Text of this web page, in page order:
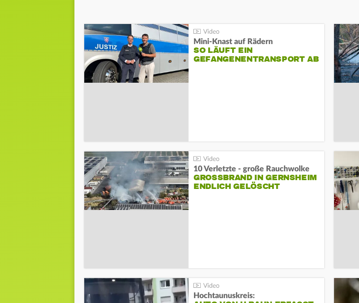
Mini-Knast auf Rädern
SO LÄUFT EIN
GEFANGENENTRANSPORT AB
10 Verletzte - große Rauchwolke
GROSSBRAND IN GERNSHEIM E
NDLICH GELÖSCHT
Hochtaunuskreis: